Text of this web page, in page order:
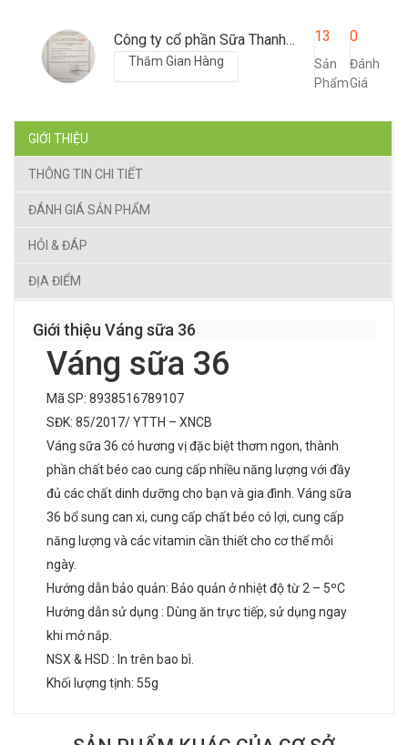
Công ty cổ phần Sữa Thanh Hóa
Thăm Gian Hàng
13
Sản
Phẩm
0
Đánh
Giá
GIỚI THIỆU
THÔNG TIN CHI TIẾT
ĐÁNH GIÁ SẢN PHẨM
HỎI & ĐÁP
ĐỊA ĐIỂM
Giới thiệu Váng sữa 36
Váng sữa 36
Mã SP: 8938516789107
SĐK: 85/2017/ YTTH – XNCB
Váng sữa 36 có hương vị đặc biệt thơm ngon, thành
phần chất béo cao cung cấp nhiều năng lượng với đầy
đủ các chất dinh dưỡng cho bạn và gia đình. Váng sữa
36 bổ sung can xi, cung cấp chất béo có lợi, cung cấp
năng lượng và các vitamin cần thiết cho cơ thể mỗi
ngày.
Hướng dẫn bảo quản: Bảo quản ở nhiệt độ từ 2 – 5ºC
Hướng dẫn sử dụng : Dùng ăn trực tiếp, sử dụng ngay
khi mở nắp.
NSX & HSD : In trên bao bì.
Khối lượng tịnh: 55g